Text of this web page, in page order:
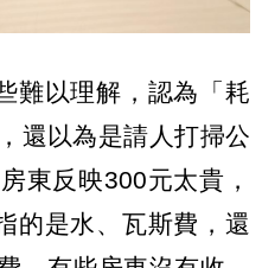
難以理解，認為「耗
還以為是請人打掃公
東反映300元太貴，
的是水、瓦斯費，還